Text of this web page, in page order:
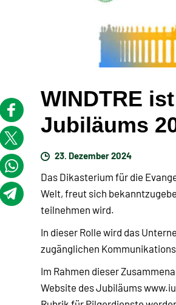
WINDTRE
Jubiläums
23. Dezember 2024
Das Dikasterium für die
Welt, freut sich
teilnehmen wird.
In dieser Rolle wird das
zugänglichen
Im Rahmen dieser
Website des Jubiläums